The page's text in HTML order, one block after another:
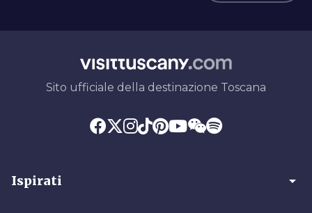
Sito ufficiale della destinazione Toscana
Ispirati arrow_drop_down